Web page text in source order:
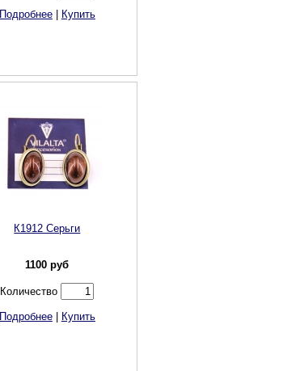
Подробнее| Купить
К1912 Серьги
1100 руб
Количество
Подробнее| Купить